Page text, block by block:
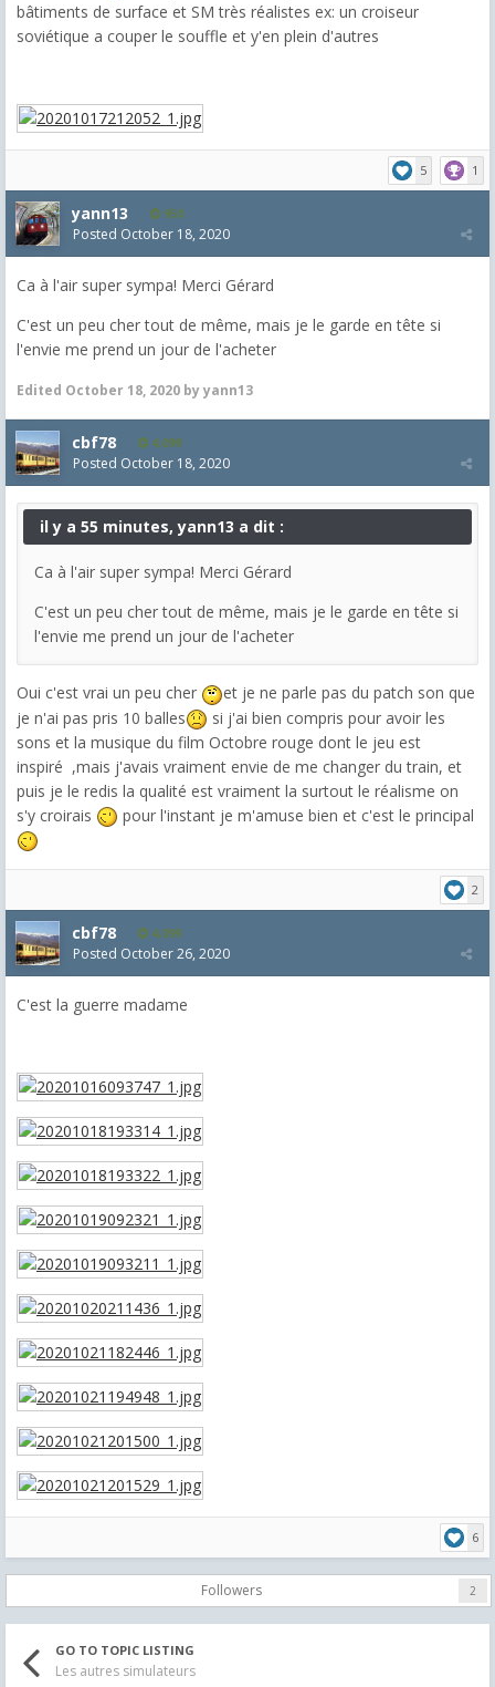
bâtiments de surface et SM très réalistes ex: un croiseur
soviétique a couper le souffle et y'en plein d'autres
5 1
yann13 950
Posted October 18, 2020
Ca à l'air super sympa! Merci Gérard
C'est un peu cher tout de même, mais je le garde en tête si
l'envie me prend un jour de l'acheter
Edited October 18, 2020 by yann13
cbf78 4,099
Posted October 18, 2020
il y a 55 minutes, yann13 a dit :
Ca à l'air super sympa! Merci Gérard
C'est un peu cher tout de même, mais je le garde en tête si
l'envie me prend un jour de l'acheter
Oui c'est vrai un peu cher
et je ne parle pas du patch son que
je n'ai pas pris 10 balles
si j'ai bien compris pour avoir les
sons et la musique du film Octobre rouge dont le jeu est
inspiré ,mais j'avais vraiment envie de me changer du train, et
puis je le redis la qualité est vraiment la surtout le réalisme on
s'y croirais
pour l'instant je m'amuse bien et c'est le principal
2
cbf78 4,099
Posted October 26, 2020
C'est la guerre madame
6
Followers 2
GO TO TOPIC LISTING
Les autres simulateurs